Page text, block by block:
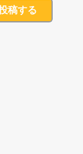
稿する